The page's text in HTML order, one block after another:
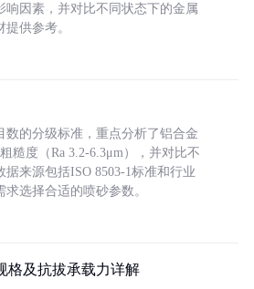
响因素，并对比不同状态下的金属
供参考。
数的分级标准，重点分析了铝合金
糙度（Ra 3.2-6.3μm），并对比不
据来源包括ISO 8503-1标准和行业
选择合适的喷砂参数。
格及抗拔承载力详解